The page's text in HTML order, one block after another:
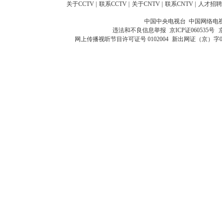
关于CCTV 联系CCTV 关于CNTV 联系CNTV 人才招聘
中国中央电视台 中国网络电
违法和不良信息举报 京ICP证060535号
网上传播视听节目许可证号 0102004 新出网证（京）